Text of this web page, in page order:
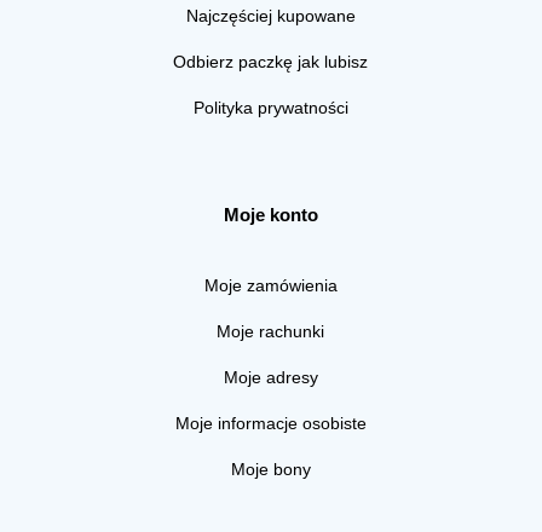
Najczęściej kupowane
Odbierz paczkę jak lubisz
Polityka prywatności
Moje konto
Moje zamówienia
Moje rachunki
Moje adresy
Moje informacje osobiste
Moje bony